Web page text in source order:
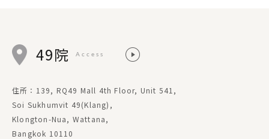
49院 Access
住所：139, RQ49 Mall 4th Floor, Unit 541,
Soi Sukhumvit 49(Klang),
Klongton-Nua, Wattana,
Bangkok 10110